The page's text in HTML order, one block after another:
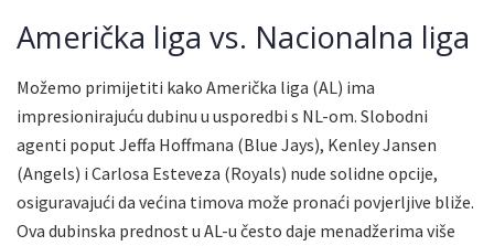
Američka liga vs. Nacionalna liga
Možemo primijetiti kako Američka liga (AL) ima
impresionirajuću dubinu u usporedbi s NL-om. Slobodni
agenti poput Jeffa Hoffmana (Blue Jays), Kenley Jansen
(Angels) i Carlosa Esteveza (Royals) nude solidne opcije,
osiguravajući da većina timova može pronaći povjerljive bliže.
Ova dubinska prednost u AL-u često daje menadžerima više